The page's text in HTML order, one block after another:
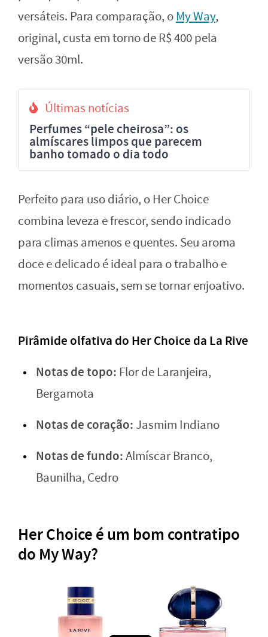
versáteis. Para comparação, oMy Way,
original, custa em torno de R$ 400 pela
versão 30ml.
Últimas notícias
Perfumes “pele cheirosa”: os
almíscares limpos que parecem
banho tomado o dia todo
Perfeito para uso diário, o Her Choice
combina leveza e frescor, sendo indicado
para climas amenos e quentes. Seu aroma
doce e delicado é ideal para o trabalho e
momentos casuais, sem se tornar enjoativo.
Pirâmide olfativa do Her Choice da La Rive
Notas de topo: Flor de Laranjeira,
Bergamota
Notas de coração: Jasmim Indiano
Notas de fundo:Almíscar Branco,
Baunilha, Cedro
Her Choice é um bom contratipo
do My Way?